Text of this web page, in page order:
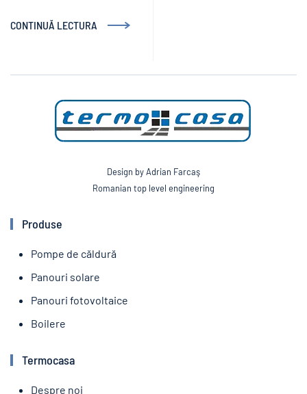
CONTINUĂ LECTURA
Design by Adrian Farcaş
Romanian top level engineering
Produse
Pompe de căldură
Panouri solare
Panouri fotovoltaice
Boilere
Termocasa
Despre noi